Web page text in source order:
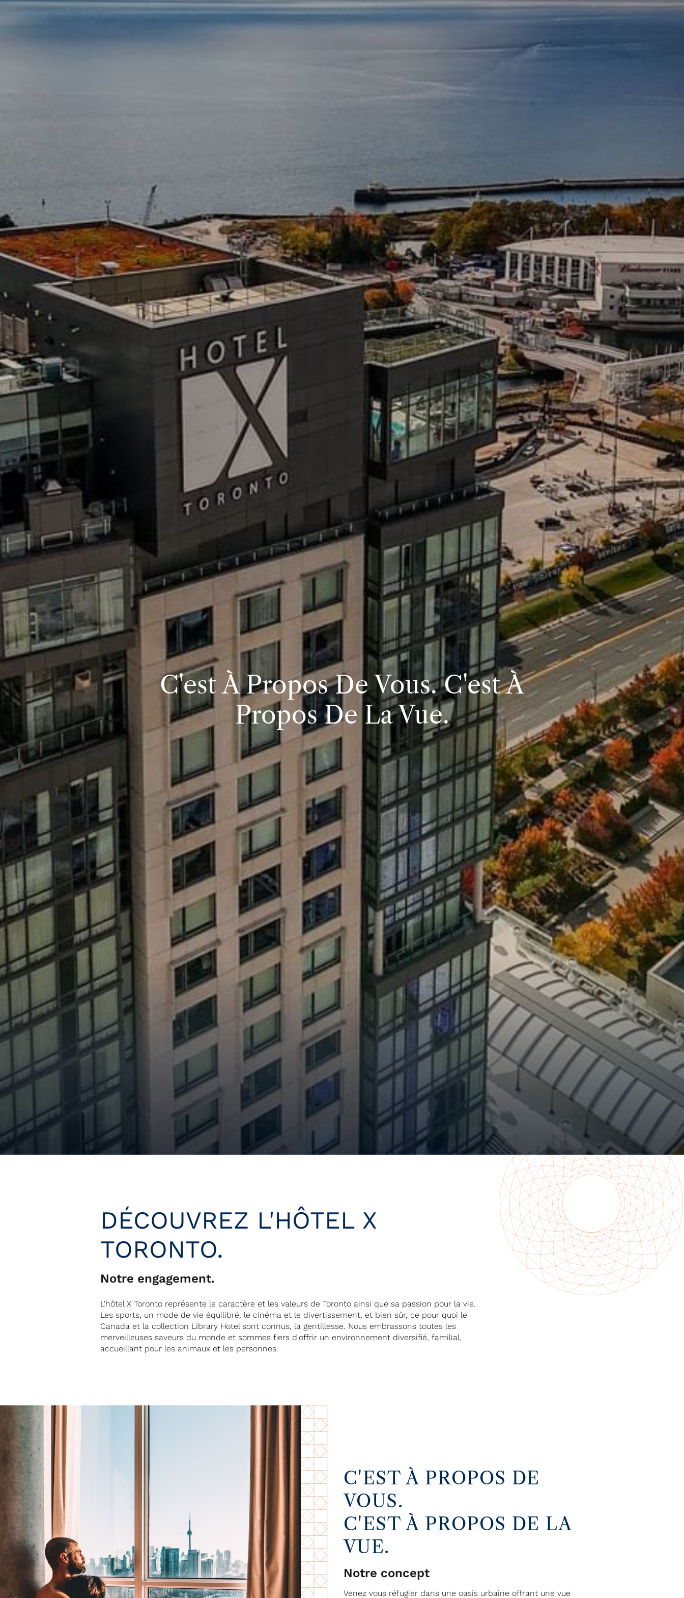
C'est À Propos De Vous. C'est À
Propos De La Vue.
DÉCOUVREZ L'HÔTEL X
TORONTO.
Notre engagement.
L'hôtel X Toronto représente le caractère et les valeurs de Toronto ainsi que sa passion pour la vie.
Les sports, un mode de vie équilibré, le cinéma et le divertissement, et bien sûr, ce pour quoi le
Canada et la collection Library Hotel sont connus, la gentillesse. Nous embrassons toutes les
merveilleuses saveurs du monde et sommes fiers d'offrir un environnement diversifié, familial,
accueillant pour les animaux et les personnes.
C'EST À PROPOS DE
VOUS.
C'EST À PROPOS DE LA
VUE.
Notre concept
Venez vous réfugier dans une oasis urbaine offrant une vue